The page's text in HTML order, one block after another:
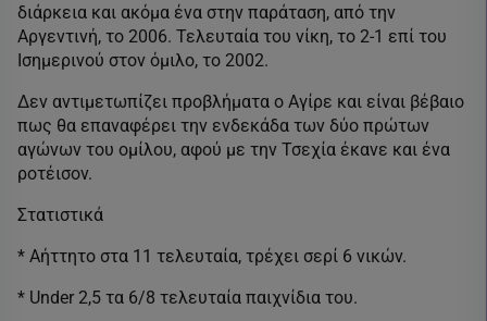
διάρκεια και ακόμα ένα στην παράταση, από την
Αργεντινή, το 2006. Τελευταία του νίκη, το 2-1 επί του
Ισημερινού στον όμιλο, το 2002.
Δεν αντιμετωπίζει προβλήματα ο Αγίρε και είναι βέβαιο
πως θα επαναφέρει την ενδεκάδα των δύο πρώτων
αγώνων του ομίλου, αφού με την Τσεχία έκανε και ένα
ροτέισον.
Στατιστικά
* Αήττητο στα 11 τελευταία, τρέχει σερί 6 νικών.
* Under 2,5 τα 6/8 τελευταία παιχνίδια του.